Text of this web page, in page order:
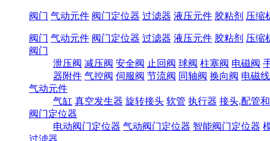
阀门 气动元件 阀门定位器 过滤器 液压元件 胶粘剂 压缩
阀门 气动元件 阀门定位器 过滤器 液压元件 胶粘剂 压缩
阀门
泄压阀 减压阀 安全阀 止回阀 球阀 柱塞阀 电磁阀
器附件 气控阀 伺服阀 节流阀 同轴阀 换向阀 电磁
气动元件
气缸 真空发生器 旋转接头 软管 执行器 接头,配管
阀门定位器
电动阀门定位器 气动阀门定位器 智能阀门定位器
过滤器